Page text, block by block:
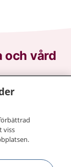
och vård
om
kontakta.
dina
för
viss